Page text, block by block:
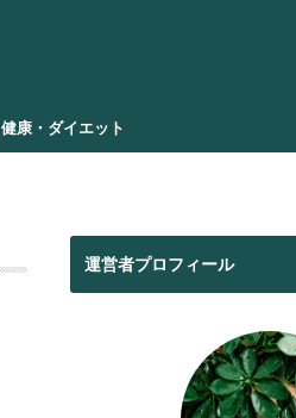
健康・ダイエット
運営者プロフィール